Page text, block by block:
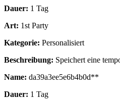
Dauer: 1 Tag
Art: 1st Party
Kategorie: Personalisiert
Beschreibung: Speichert eine
Name: da39a3ee5e6b4b0d**
Dauer: 1 Tag